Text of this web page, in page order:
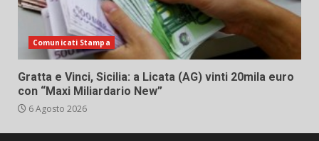
Comunicati Stampa
Gratta e Vinci, Sicilia: a Licata (AG) vinti 20mila euro
con “Maxi Miliardario New”
6 Agosto 2026